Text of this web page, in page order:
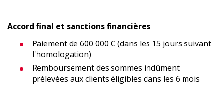
Accord final et sanctions financières
Paiement de 600 000 € (dans les 15 jours suivant
l'homologation)
Remboursement des sommes indûment
prélevées aux clients éligibles dans les 6 mois